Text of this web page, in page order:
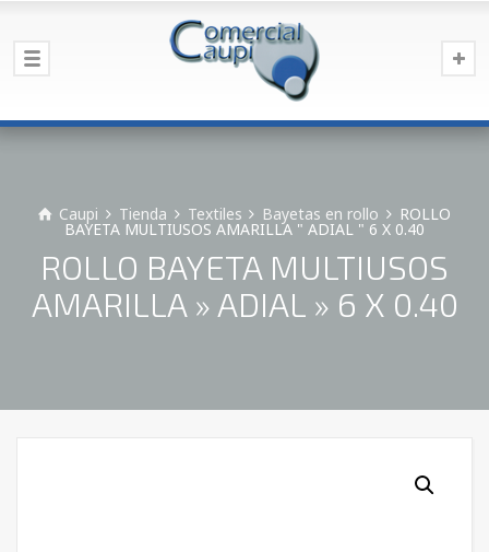
Caupi Tienda Textiles Bayetas en rollo ROLLO
BAYETA MULTIUSOS AMARILLA " ADIAL " 6 X 0.40
ROLLO BAYETA MULTIUSOS
AMARILLA » ADIAL » 6 X 0.40